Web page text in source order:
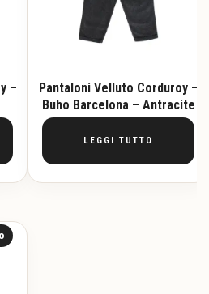
–
Pantaloni Velluto Corduroy –
Buho Barcelona – Antracite
LEGGI TUTTO